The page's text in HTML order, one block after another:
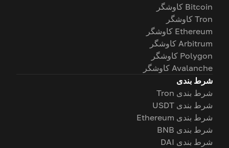
Bitcoin کاوشگر
Tron کاوشگر
Ethereum کاوشگر
Arbitrum کاوشگر
Polygon کاوشگر
Avalanche کاوشگر
شرط بندی
شرط بندی Tron
شرط بندی USDT
شرط بندی Ethereum
شرط بندی BNB
شرط بندی DAI